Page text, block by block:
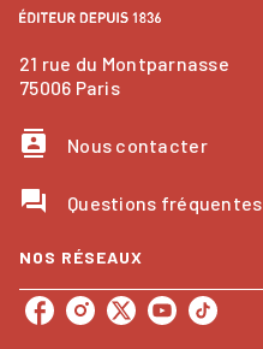
21 rue du Montparnasse
75006 Paris
contacts Nous contacter
question_answer Questions fréquentes
NOS RÉSEAUX